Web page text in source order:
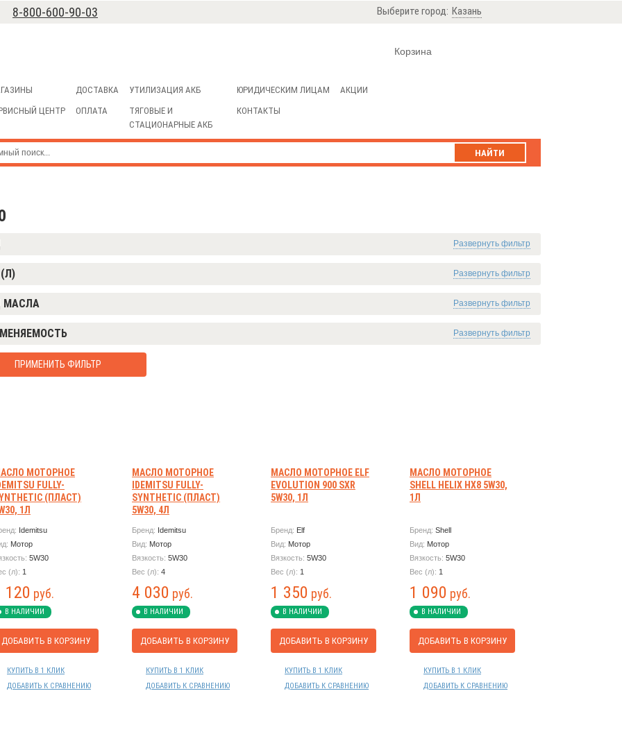
8-800-600-90-03 Выберите город: Казань
Корзина
ЦЕНТР
ДОСТАВКА
ОПЛАТА
УТИЛИЗАЦИЯ АКБ
ТЯГОВЫЕ И
СТАЦИОНАРНЫЕ АКБ
ЮРИДИЧЕСКИМ ЛИЦАМ
КОНТАКТЫ
АКЦИИ
НАЙТИ
Развернуть фильтр
Развернуть фильтр
Развернуть фильтр
МАСЛА
Развернуть фильтр
ПРИМЕНИТЬ ФИЛЬТР
МОТОРНОЕ
FULLY-
(ПЛАСТ)
1Л
Idemitsu
Мотор
5W30
(л): 1
120 руб.
В НАЛИЧИИ
ДОБАВИТЬ В КОРЗИНУ
КУПИТЬ В 1 КЛИК
ДОБАВИТЬ К СРАВНЕНИЮ
МАСЛО МОТОРНОЕ
IDEMITSU FULLY-
SYNTHETIC (ПЛАСТ)
5W30, 4Л
Бренд: Idemitsu
Вид: Мотор
Вязкость: 5W30
Вес (л): 4
4 030 руб.
В НАЛИЧИИ
ДОБАВИТЬ В КОРЗИНУ
КУПИТЬ В 1 КЛИК
ДОБАВИТЬ К СРАВНЕНИЮ
МАСЛО МОТОРНОЕ ELF
EVOLUTION 900 SXR
5W30, 1Л
Бренд: Elf
Вид: Мотор
Вязкость: 5W30
Вес (л): 1
1 350 руб.
В НАЛИЧИИ
ДОБАВИТЬ В КОРЗИНУ
КУПИТЬ В 1 КЛИК
ДОБАВИТЬ К СРАВНЕНИЮ
МАСЛО МОТОРНОЕ
SHELL HELIX HX8 5W30,
1Л
Бренд: Shell
Вид: Мотор
Вязкость: 5W30
Вес (л): 1
1 090 руб.
В НАЛИЧИИ
ДОБАВИТЬ В КОРЗИНУ
КУПИТЬ В 1 КЛИК
ДОБАВИТЬ К СРАВНЕНИЮ